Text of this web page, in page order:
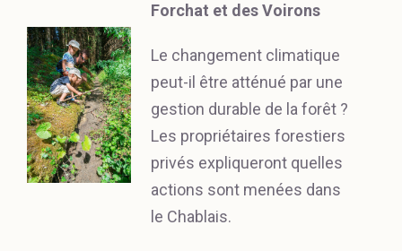
Forchat et des Voirons
Le changement climatique
peut-il être atténué par une
gestion durable de la forêt ?
Les propriétaires forestiers
privés expliqueront quelles
actions sont menées dans
le Chablais.